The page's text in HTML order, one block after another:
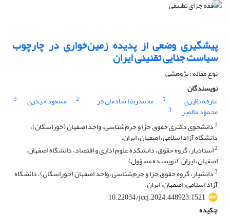
پیشگیری وضعی از پدیده زمین‌خواری در چارچوب
سیاست جنایی تقنینی ایران
نوع مقاله : پژوهشی
نویسندگان
عارفه نظیری
1 محمدرضا شادمان فر 2 مسعود حیدری 3
محمود مالمیر
3
1 دانشجوی دکتری حقوق جزا و جرم‌شناسی، واحد اصفهان (خوراسگان)،
دانشگاه آزاد اسلامی، اصفهان، ایران.
2استادیار، گروه حقوق، دانشکده علوم اداری و اقتصاد، دانشگاه اصفهان،
اصفهان، ایران. (نویسنده مسؤول)
3دانشیار، گروه حقوق جزا و جرم‌شناسی، واحد اصفهان (خوراسگان)، دانشگاه
آزاد اسلامی، اصفهان، ایران.
10.22034/jccj.2024.448923.1521
چکیده